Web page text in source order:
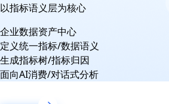
以指标语义层为核心
企业数据资产中心
定义统一指标/数据语义
生成指标树/指标归因
面向AI消费/对话式分析